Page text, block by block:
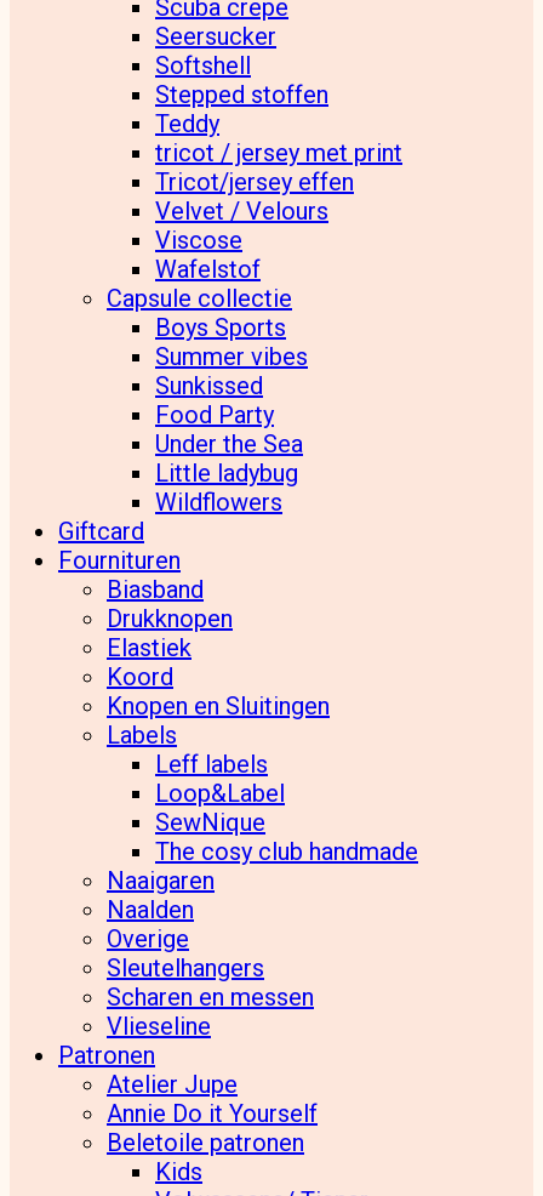
Scuba crepe
Seersucker
Softshell
Stepped stoffen
Teddy
tricot / jersey met print
Tricot/jersey effen
Velvet / Velours
Viscose
Wafelstof
Capsule collectie
Boys Sports
Summer vibes
Sunkissed
Food Party
Under the Sea
Little ladybug
Wildflowers
Giftcard
Fournituren
Biasband
Drukknopen
Elastiek
Koord
Knopen en Sluitingen
Labels
Leff labels
Loop&Label
SewNique
The cosy club handmade
Naaigaren
Naalden
Overige
Sleutelhangers
Scharen en messen
Vlieseline
Patronen
Atelier Jupe
Annie Do it Yourself
Beletoile patronen
Kids